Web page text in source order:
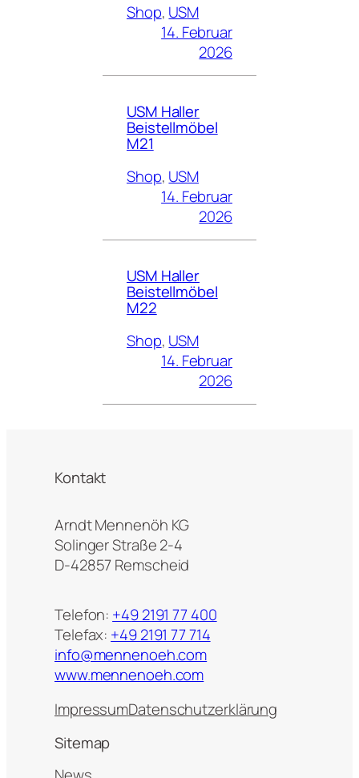
Shop, USM
14. Februar
2026
USM Haller
Beistellmöbel
M21
Shop, USM
14. Februar
2026
USM Haller
Beistellmöbel
M22
Shop, USM
14. Februar
2026
Kontakt
Arndt Mennenöh KG
Solinger Straße 2-4
D-42857 Remscheid
Telefon: +49 2191 77 400
Telefax: +49 2191 77 714
info@mennenoeh.com
www.mennenoeh.com
ImpressumDatenschutzerklärung
Sitemap